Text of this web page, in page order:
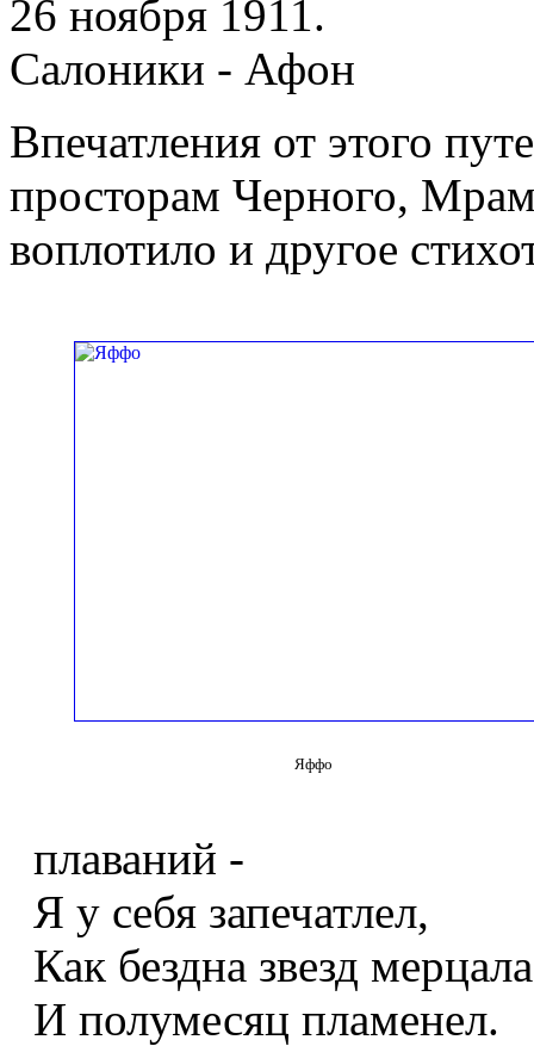
26 ноября 1911.
Салоники - Афон
Впечатления от этого
просторам Черного,
воплотило и другое
Яффо
плаваний -
Я у себя запечатлел,
Как бездна звезд
И полумесяц пламенел.